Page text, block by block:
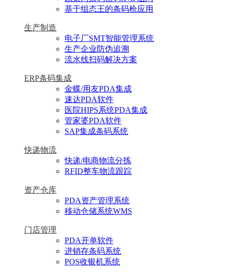
基于组态王的条码枪应用
生产制造
电子厂SMT智能管理系统
生产企业防伪追溯
流水线扫码解决方案
ERP条码集成
金蝶/用友PDA集成
速达PDA软件
医院HIPS系统PDA集成
管家婆PDA软件
SAP集成条码系统
快递物流
快递/电商物流分拣
RFID整车物流跟踪
资产仓库
PDA资产管理系统
移动仓储系统WMS
门店管理
PDA开单软件
进销存条码系统
POS收银机系统